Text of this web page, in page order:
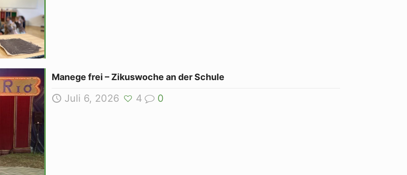
Manege frei – Zikuswoche an der Schule
Juli 6, 2026 0
4